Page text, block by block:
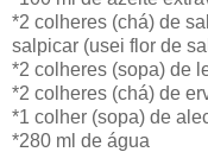
*2 colheres (chá) de
salpicar (usei flor de
*2 colheres (sopa) de
*2 colheres (chá) de
*1 colher (sopa) de
*280 ml de água